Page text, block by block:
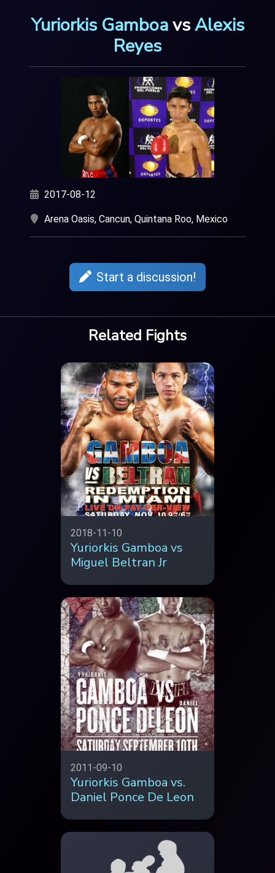
Yuriorkis GamboavsAlexis
Reyes
2017-08-12
Arena Oasis, Cancun, Quintana Roo, Mexico
Start a discussion!
Related Fights
2018-11-10
Yuriorkis Gamboa vs
Miguel Beltran Jr
2011-09-10
Yuriorkis Gamboa vs.
Daniel Ponce De Leon